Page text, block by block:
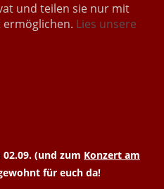
und teilen sie nur mit
Lies unsere
(und zum Konzert am
für euch da!